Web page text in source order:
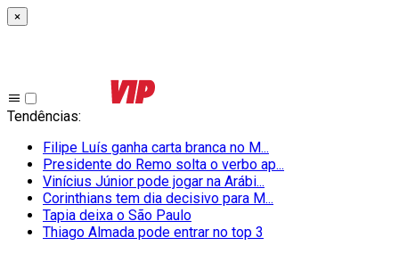
×
Tendências:
Filipe Luís ganha carta branca no M...
Presidente do Remo solta o verbo ap...
Vinícius Júnior pode jogar na Arábi...
Corinthians tem dia decisivo para M...
Tapia deixa o São Paulo
Thiago Almada pode entrar no top 3